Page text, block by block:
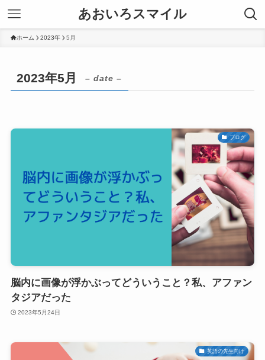
あおいろスマイル
ホーム 2023年 5月
2023年5月 – date –
ブログ
脳内に画像が浮かぶってどういうこと？私、アファン
タジアだった
2023年5月24日
英語の先生向け